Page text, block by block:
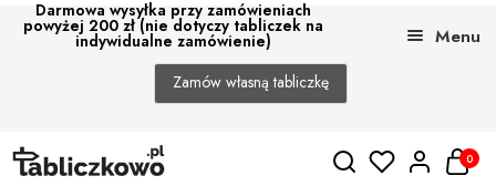
Darmowa wysyłka przy zamówieniach
powyżej 200 zł (nie dotyczy tabliczek na
indywidualne zamówienie)
Zamów własną tabliczkę
0
Przejdź
Przejdź
Menu